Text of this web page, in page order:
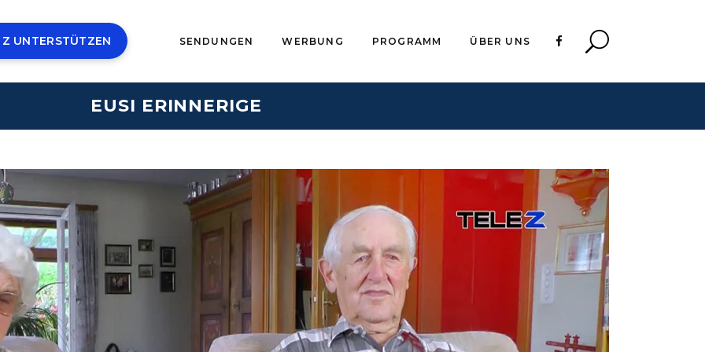
UNTERSTÜTZEN SENDUNGEN WERBUNG PROGRAMM ÜBER UNS
EUSI ERINNERIGE